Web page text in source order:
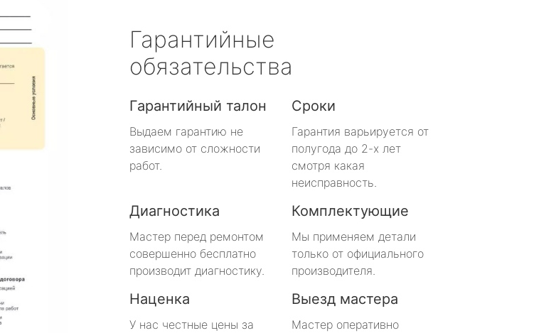
Гарантийные
обязательства
Гарантийный талон
Выдаем гарантию не
зависимо от сложности
работ.
Сроки
Гарантия варьируется от
полугода до 2-х лет
смотря какая
неисправность.
Диагностика
Мастер перед ремонтом
совершенно бесплатно
производит диагностику.
Комплектующие
Мы применяем детали
только от официального
производителя.
Наценка
У нас честные цены за
Выезд мастера
Мастер оперативно